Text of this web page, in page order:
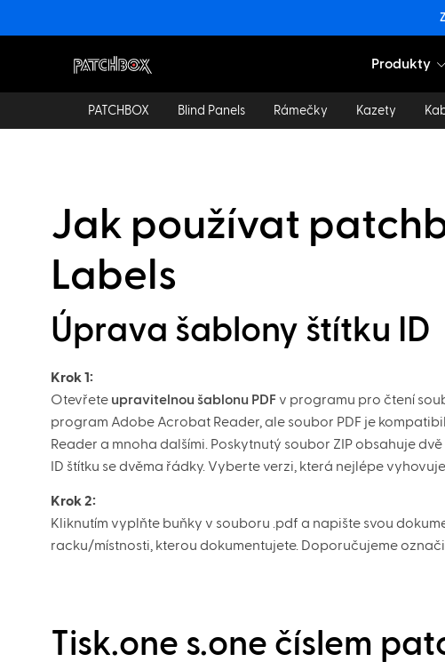
Produkty
PATCHBOX Blind Panels Rámečky Kazety
Jak používat
Labels
Úprava šablony štítku ID
Krok 1:
Otevřete upravitelnou šablonu PDFv programu pro čtení
program Adobe Acrobat Reader, ale soubor PDF je
Reader a mnoha dalšími. Poskytnutý soubor ZIP obsahuje
ID štítku se dvěma řádky. Vyberte verzi, která nejlépe
Krok 2:
Kliknutím vyplňte buňky v souboru .pdf a napište svou
racku/místnosti, kterou dokumentujete. Doporučujeme
Tisk.one s.one číslem